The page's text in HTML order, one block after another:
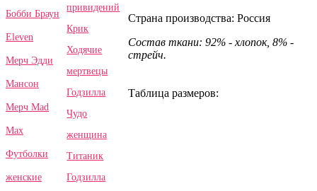
Бобби Браун
Eleven
Мерч Эдди
Мансон
Мерч Mad
Max
Футболки
женские
привидений
Крик
Ходячие
мертвецы
Годзилла
Чудо
женщина
Титаник
Годзилла
Страна производства: Россия
Состав ткани: 92% - хлопок, 8% -
стрейч.
Таблица размеров: